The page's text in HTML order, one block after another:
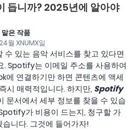
듭니까? 2025년에 알아야
은 작품
월 XNUMX일
수 있는 음악 서비스를 찾고 있다면
Spotify는 이메일 주소를 사용하여
에 연결하기만 하면 콘텐츠에 액세
시 매력적입니다. 하지만, Spotify
문서에서 세부 정보를 찾을 수 있습
가 비용이 드는지, 청구할 가
니다. 그것에 들어가자!